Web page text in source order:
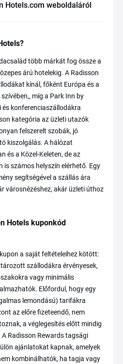
Hotels.com weboldaláról
több márkát fog össze a
árú hotelekig. A Radisson
kínál, főként Európa és a
míg a Park Inn by
és konferenciaszállodákra
kategória az üzleti utazók
felszerelt szobák, jó
kiszolgálás. A hálózat
és a Közel-Keleten, de az
is számos helyszín elérhető. Egy
segítségével a szállás ára
városnézéshez, akár üzleti úthoz
Hotels kuponkód
a saját feltételeihez kötött:
szállodákra érvényesek,
vagy minimális
Előfordul, hogy egy
lemondású) tarifákra
az előre fizeteendő, nem
a véglegesítés előtt mindig
Radisson Rewards tagsági
ajánlatokat kapnak, amelyek
kombinálhatók, ha tagja vagy